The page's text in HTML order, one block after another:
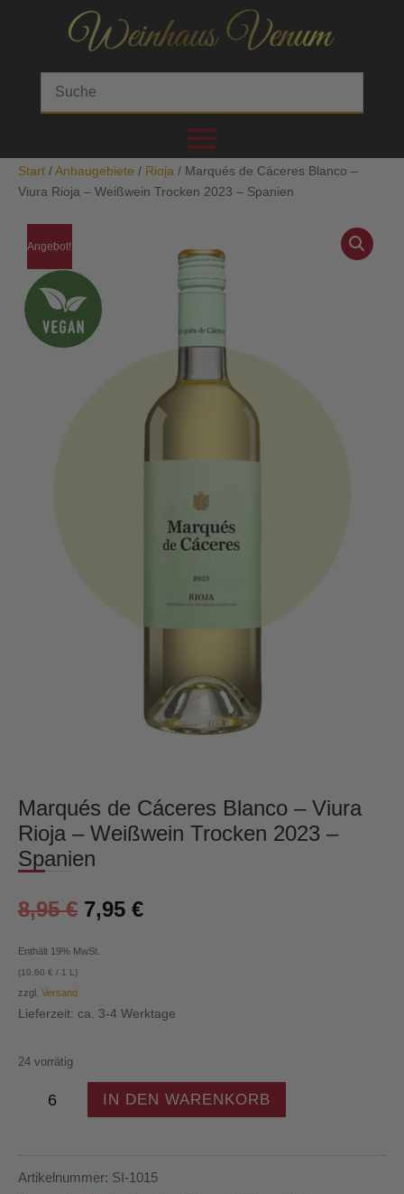
Start/Anbaugebiete / Rioja / Marqués de Cáceres Blanco –
Viura Rioja – Weißwein Trocken 2023 – Spanien
Angebot!
Marqués de Cáceres Blanco – Viura
Rioja – Weißwein Trocken 2023 –
Spanien
8,95€ 7,95 €
Enthält 19% MwSt.
(10,60 € / 1 L)
zzgl. Versand
Lieferzeit: ca. 3-4 Werktage
24 vorrätig
Viura
IN DEN WARENKORB
Artikelnummer: SI-1015